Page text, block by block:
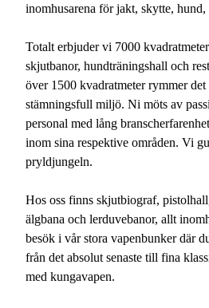
2026-12-26
2026-12-31
2027-01-01
2027-01-06
inomhusarena för jakt, skytte,
Totalt erbjuder vi 7000
skjutbanor, hundträningshall och
över 1500 kvadratmeter rymmer det
stämningsfull miljö. Ni möts av
personal med lång
inom sina respektive områden. Vi
pryldjungeln.
Hos oss finns skjutbiograf,
älgbana och lerduvebanor, allt
besök i vår stora vapenbunker där
från det absolut senaste till fina
med kungavapen.